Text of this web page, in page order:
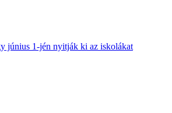
június 1-jén nyitják ki az iskolákat